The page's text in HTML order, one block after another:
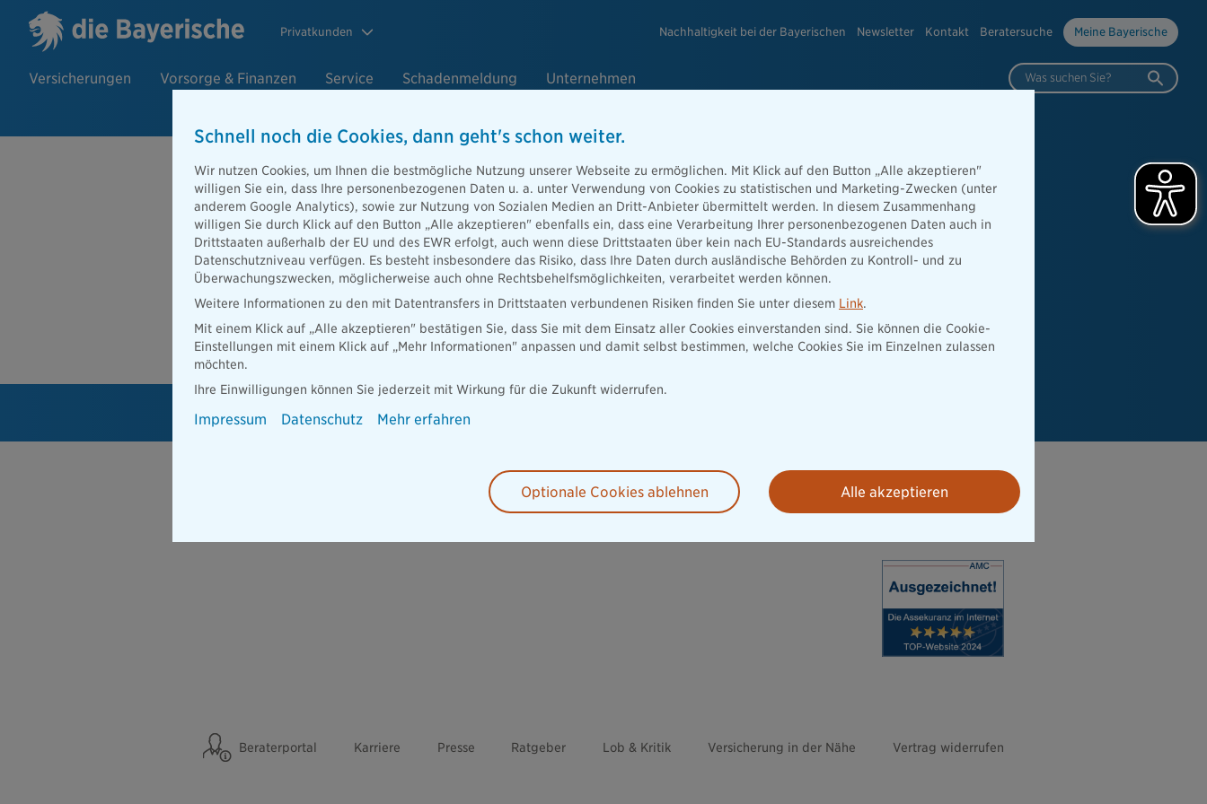
Privatkunden Nachhaltigkeit bei der Bayerischen Newsletter Kontakt Beratersuche Meine Bayerische
Versicherungen Vorsorge & Finanzen Service Schadenmeldung Unternehmen Was suchen Sie?
Beratersuche
PLZ oder Ort Berater
Beratersuche
PLZ oder Ort
Berater finden
Beraterportal Karriere Presse Ratgeber Lob & Kritik Versicherung in der Nähe Vertrag widerrufen
Schnell noch die Cookies, dann geht's schon weiter.
Wir nutzen Cookies, um Ihnen die bestmögliche Nutzung unserer Webseite zu ermöglichen. Mit Klick auf den Button „Alle akzeptieren"
willigen Sie ein, dass Ihre personenbezogenen Daten u. a. unter Verwendung von Cookies zu statistischen und Marketing-Zwecken (unter
anderem Google Analytics), sowie zur Nutzung von Sozialen Medien an Dritt-Anbieter übermittelt werden. In diesem Zusammenhang
willigen Sie durch Klick auf den Button „Alle akzeptieren" ebenfalls ein, dass eine Verarbeitung Ihrer personenbezogenen Daten auch in
Drittstaaten außerhalb der EU und des EWR erfolgt, auch wenn diese Drittstaaten über kein nach EU-Standards ausreichendes
Datenschutzniveau verfügen. Es besteht insbesondere das Risiko, dass Ihre Daten durch ausländische Behörden zu Kontroll- und zu
Überwachungszwecken, möglicherweise auch ohne Rechtsbehelfsmöglichkeiten, verarbeitet werden können.
Weitere Informationen zu den mit Datentransfers in Drittstaaten verbundenen Risiken finden Sie unter diesem Link.
Mit einem Klick auf „Alle akzeptieren" bestätigen Sie, dass Sie mit dem Einsatz aller Cookies einverstanden sind. Sie können die Cookie-
Einstellungen mit einem Klick auf „Mehr Informationen" anpassen und damit selbst bestimmen, welche Cookies Sie im Einzelnen zulassen
möchten.
Ihre Einwilligungen können Sie jederzeit mit Wirkung für die Zukunft widerrufen.
Impressum Datenschutz Mehr erfahren
Optionale Cookies ablehnen Alle akzeptieren